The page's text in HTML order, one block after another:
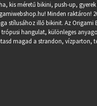
kis méretű bikini, push-up,
! Minden raktáron!
stílusához illő bikinit. Az
hangulat, különleges
magad a strandon, vízparton,